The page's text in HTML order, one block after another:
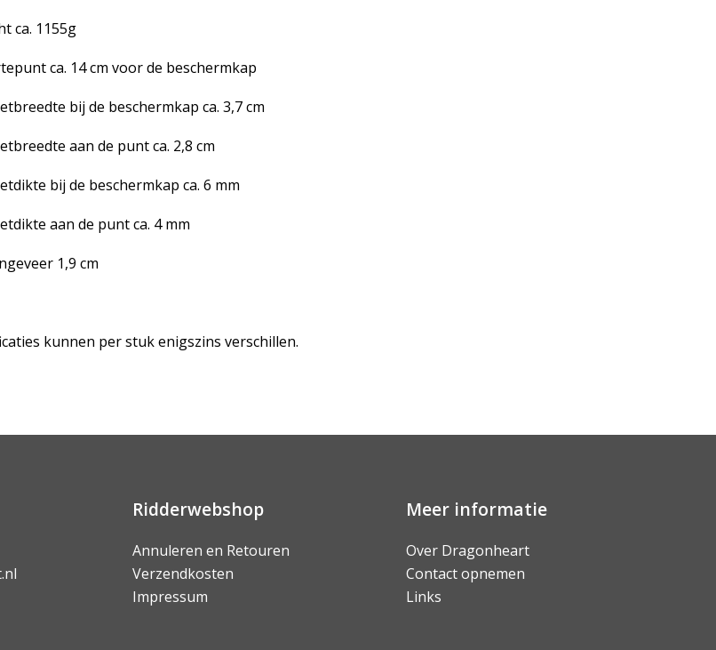
ca. 1155g
ca. 14 cm voor de beschermkap
bij de beschermkap ca. 3,7 cm
aan de punt ca. 2,8 cm
bij de beschermkap ca. 6 mm
aan de punt ca. 4 mm
1,9 cm
kunnen per stuk enigszins verschillen.
Ridderwebshop
Annuleren en Retouren
Verzendkosten
Impressum
Meer informatie
Over Dragonheart
Contact opnemen
Links